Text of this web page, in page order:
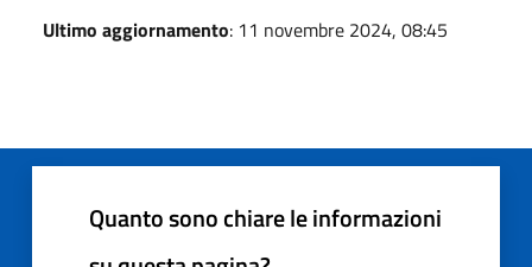
Ultimo aggiornamento: 11 novembre 2024, 08:45
Quanto sono chiare le informazioni